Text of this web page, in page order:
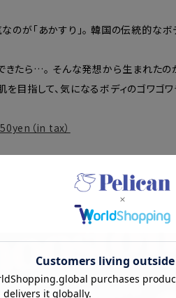
が「あかすり」。 韓国の伝統的な
たら…。 そんな発想から生まれたの
を目指して、気になるボディのゴワゴ
（in tax）